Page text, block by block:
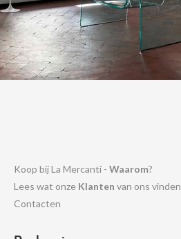
Koop bij La Mercanti - Waarom?
Lees wat onze Klanten van ons vinden
Contacten